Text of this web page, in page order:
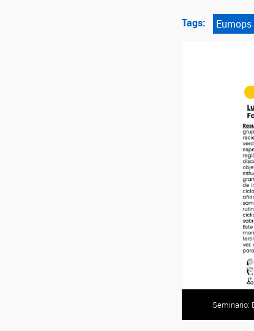
Tags:
Seminario: